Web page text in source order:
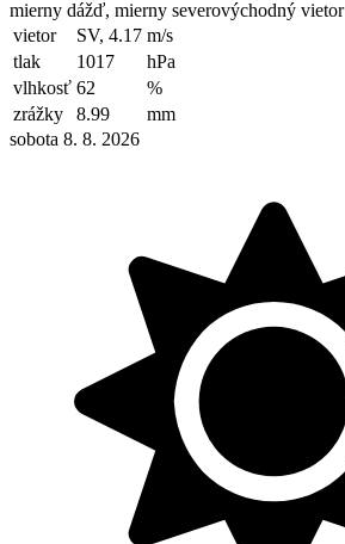
mierny dážď, mierny severovýchodný vietor
vietor
SV, 4.17 m/s
tlak
1017
hPa
vlhkosť 62
%
zrážky
8.99
mm
sobota 8. 8. 2026